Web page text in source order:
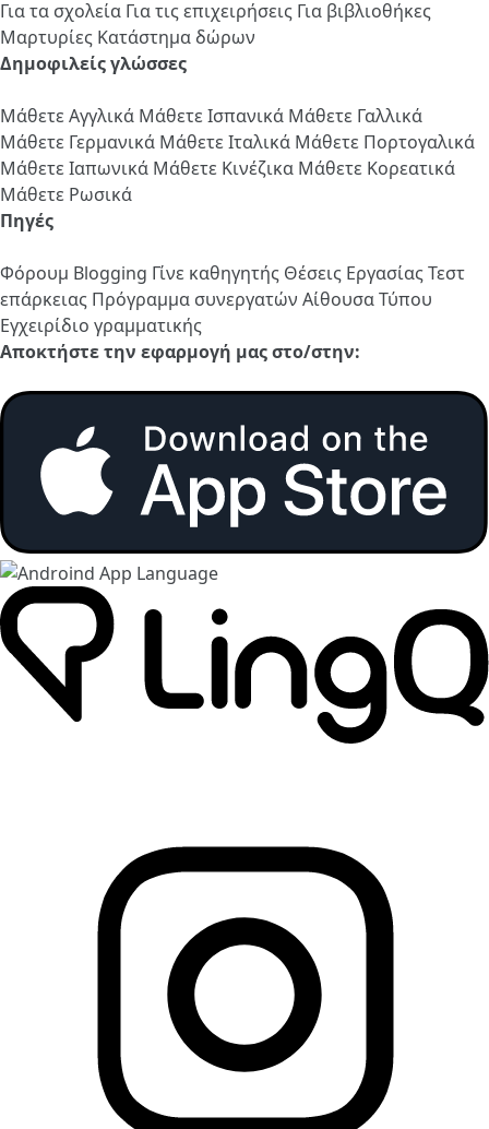
Για τα σχολεία Για τις επιχειρήσεις Για βιβλιοθήκες
Μαρτυρίες Κατάστημα δώρων
Δημοφιλείς γλώσσες
Μάθετε Αγγλικά Μάθετε Ισπανικά Μάθετε Γαλλικά
Μάθετε Γερμανικά Μάθετε Ιταλικά Μάθετε Πορτογαλικά
Μάθετε Ιαπωνικά Μάθετε Κινέζικα Μάθετε Κορεατικά
Μάθετε Ρωσικά
Πηγές
Φόρουμ Blogging Γίνε καθηγητής Θέσεις ΕργασίαςΤεστ
επάρκειας Πρόγραμμα συνεργατών Αίθουσα Τύπου
Εγχειρίδιο γραμματικής
Αποκτήστε την εφαρμογή μας στο/στην: